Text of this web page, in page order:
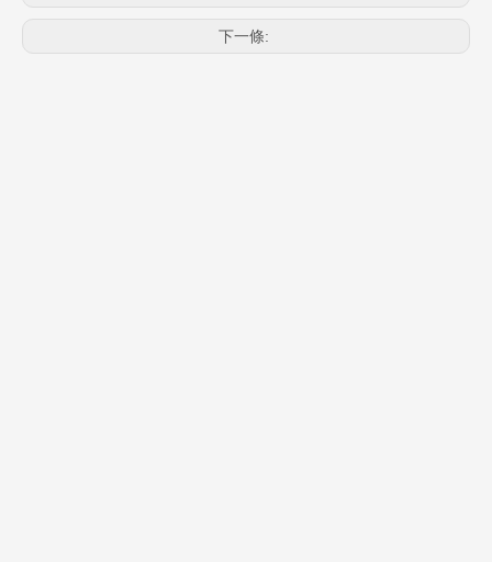
下一條: